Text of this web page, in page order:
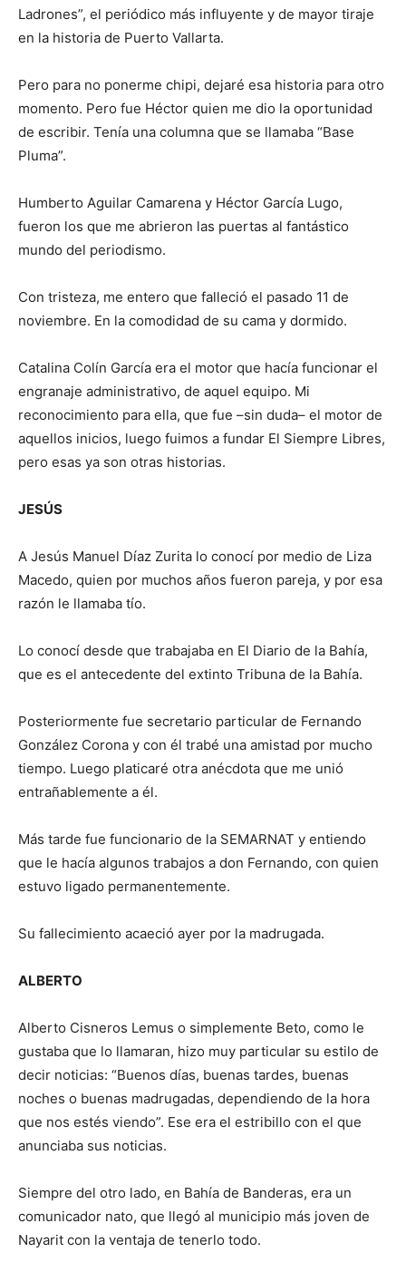
Ladrones”, el periódico más influyente y de mayor tiraje
en la historia de Puerto Vallarta.
Pero para no ponerme chipi, dejaré esa historia para otro
momento. Pero fue Héctor quien me dio la oportunidad
de escribir. Tenía una columna que se llamaba “Base
Pluma”.
Humberto Aguilar Camarena y Héctor García Lugo,
fueron los que me abrieron las puertas al fantástico
mundo del periodismo.
Con tristeza, me entero que falleció el pasado 11 de
noviembre. En la comodidad de su cama y dormido.
Catalina Colín García era el motor que hacía funcionar el
engranaje administrativo, de aquel equipo. Mi
reconocimiento para ella, que fue –sin duda– el motor de
aquellos inicios, luego fuimos a fundar El Siempre Libres,
pero esas ya son otras historias.
JESÚS
A Jesús Manuel Díaz Zurita lo conocí por medio de Liza
Macedo, quien por muchos años fueron pareja, y por esa
razón le llamaba tío.
Lo conocí desde que trabajaba en El Diario de la Bahía,
que es el antecedente del extinto Tribuna de la Bahía.
Posteriormente fue secretario particular de Fernando
González Corona y con él trabé una amistad por mucho
tiempo. Luego platicaré otra anécdota que me unió
entrañablemente a él.
Más tarde fue funcionario de la SEMARNAT y entiendo
que le hacía algunos trabajos a don Fernando, con quien
estuvo ligado permanentemente.
Su fallecimiento acaeció ayer por la madrugada.
ALBERTO
Alberto Cisneros Lemus o simplemente Beto, como le
gustaba que lo llamaran, hizo muy particular su estilo de
decir noticias: “Buenos días, buenas tardes, buenas
noches o buenas madrugadas, dependiendo de la hora
que nos estés viendo”. Ese era el estribillo con el que
anunciaba sus noticias.
Siempre del otro lado, en Bahía de Banderas, era un
comunicador nato, que llegó al municipio más joven de
Nayarit con la ventaja de tenerlo todo.